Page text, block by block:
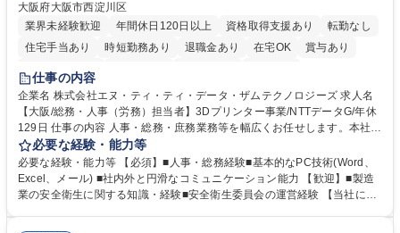
大阪府大阪市西淀川区
業界未経験歓迎
年間休日120日以上 資格取得支援あり
転勤なし
住宅手当あり
時短勤務あり 退職金あり 在宅OK
賞与あり
完全週休2日制
仕事の内容
企業名 株式会社エヌ・ティ・ティ・データ・ザムテクノロジーズ 求人名
【大阪/総務・人事（労務）担当者】3Dプリンター事業/NTTデータG/年休
129日 仕事の内容 人事・総務・庶務業務等を幅広くお任せします。本社コ
ーポレート部門と連携しながら、決められた業務だけではなく、社員や現
場を支えるバックオフィス担当として状況に応じて柔軟に対応いただくこ
とを期待します。 【詳細】■入退社手続き、社員情報管理■入社時オリエ
ンテーションの実施■勤怠・各種申請内容の確認■採用業務のサポート■来
必要な経験・能力等
必要な経験・能力等 【必須】■人事・総務経験■基本的なPC技術(Word、
Excel、メール) ■社内外と円滑なコミュニケーション能力 【歓迎】■製造
業の安全衛生に関する知識・経験■安全衛生委員会の運営経験 【当社につ